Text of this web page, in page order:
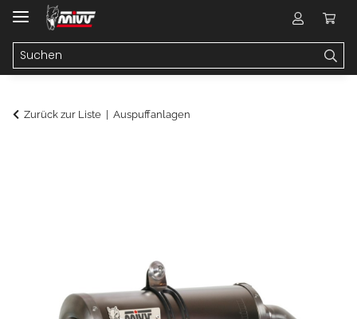
Zurück zur Liste Auspuffanlagen